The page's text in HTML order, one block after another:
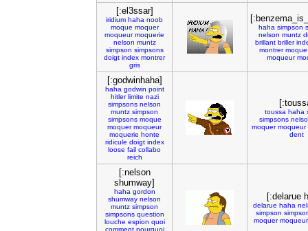
[:el3ssar]
iridium haha noob
moque moquer
moqueur moquerie
nelson muntz
simpson simpsons
doigt index montrer
gris
haha simpson
nelson muntz
brillant briller
montrer moque
moqueur
[:godwinhaha]
haha godwin point
hitler limite nazi
simpsons nelson
muntz simpson
simpsons moque
moquer moqueur
moquerie honte
ridicule doigt index
loose fail collabo
reich
toussa haha
simpsons
moquer moqueur
dent
[:nelson
shumway]
haha gordon
shumway nelson
muntz simpson
simpsons question
louche espion quoi
comment pourquoi
[:delarue
delarue haha
simpson
moquer moqueur